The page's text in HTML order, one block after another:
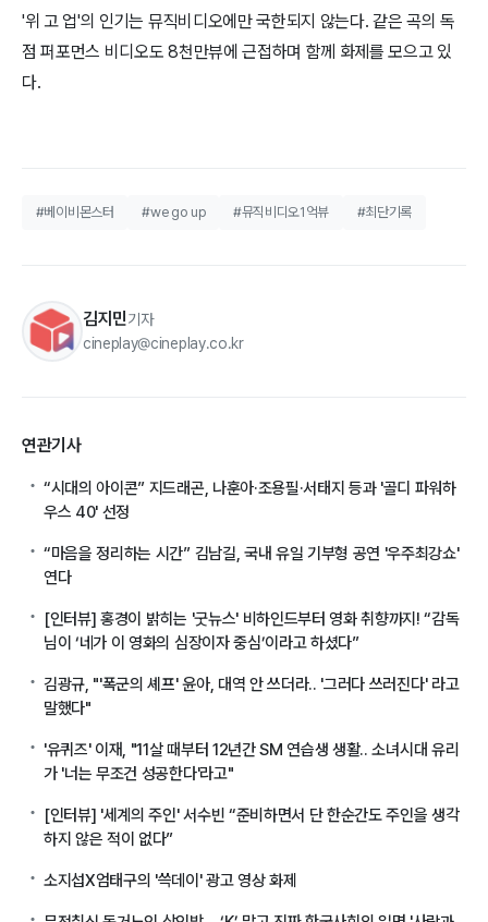
'위 고 업'의 인기는 뮤직비디오에만 국한되지 않는다. 같은 곡의 독
점 퍼포먼스 비디오도 8천만뷰에 근접하며 함께 화제를 모으고 있
다.
#베이비몬스터 #we go up #뮤직비디오1억뷰 #최단기록
김지민기자
cineplay@cineplay.co.kr
연관기사
“시대의 아이콘” 지드래곤, 나훈아·조용필·서태지 등과 '골디 파워하
우스 40' 선정
“마음을 정리하는 시간” 김남길, 국내 유일 기부형 공연 '우주최강쇼'
연다
[인터뷰] 홍경이 밝히는 '굿뉴스' 비하인드부터 영화 취향까지! “감독
님이 ‘네가 이 영화의 심장이자 중심’이라고 하셨다”
김광규, "'폭군의 셰프' 윤아, 대역 안 쓰더라.. '그러다 쓰러진다' 라고
말했다"
'유퀴즈' 이재, "11살 때부터 12년간 SM 연습생 생활.. 소녀시대 유리
가 '너는 무조건 성공한다'라고"
[인터뷰] '세계의 주인' 서수빈 “준비하면서 단 한순간도 주인을 생각
하지 않은 적이 없다”
소지섭X엄태구의 '쓱데이' 광고 영상 화제